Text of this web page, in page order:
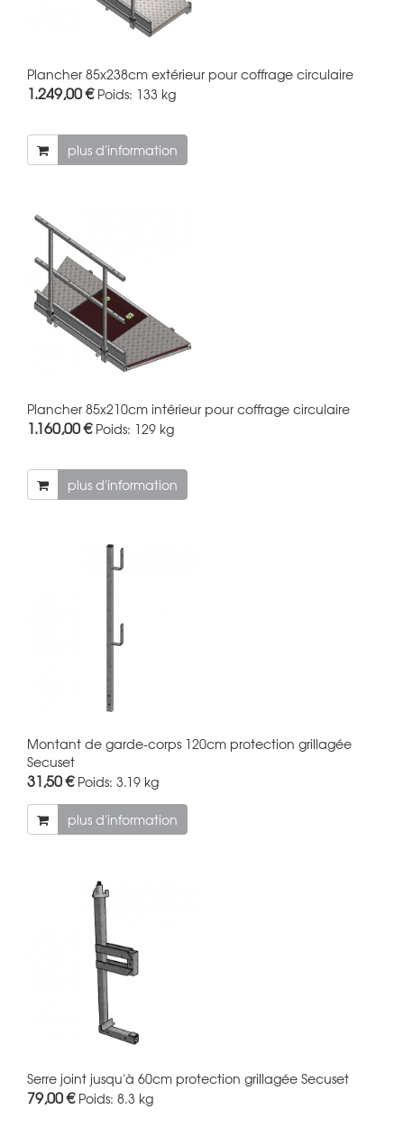
Plancher 85x238cm extérieur pour coffrage circulaire
1.249,00 € Poids: 133 kg
plus d'information
Plancher 85x210cm intérieur pour coffrage circulaire
1.160,00 € Poids: 129 kg
plus d'information
Montant de garde-corps 120cm protection grillagée
Secuset
31,50 € Poids: 3.19 kg
plus d'information
Serre joint jusqu'à 60cm protection grillagée Secuset
79,00 € Poids: 8.3 kg